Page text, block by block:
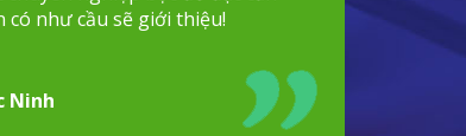
như cầu sẽ giới thiệu!
Ninh